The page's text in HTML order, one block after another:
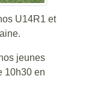
U14R1 et
jeunes
10h30 en